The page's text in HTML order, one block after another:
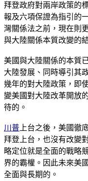
拜登政府對兩岸政策的
報及六項保證為指引的
灣關係法之前，現在則
與大陸關係本質改變的
美國與大陸關係的本質
大陸發展、同時導引其
幾年的對大陸政策，即
變美國對大陸改革開放
待的。
川普 上台之後，美國徹
拜登上台，也沒有改變
略定位就是全面的戰略
界的霸權。因此未來美
全面與長期的。